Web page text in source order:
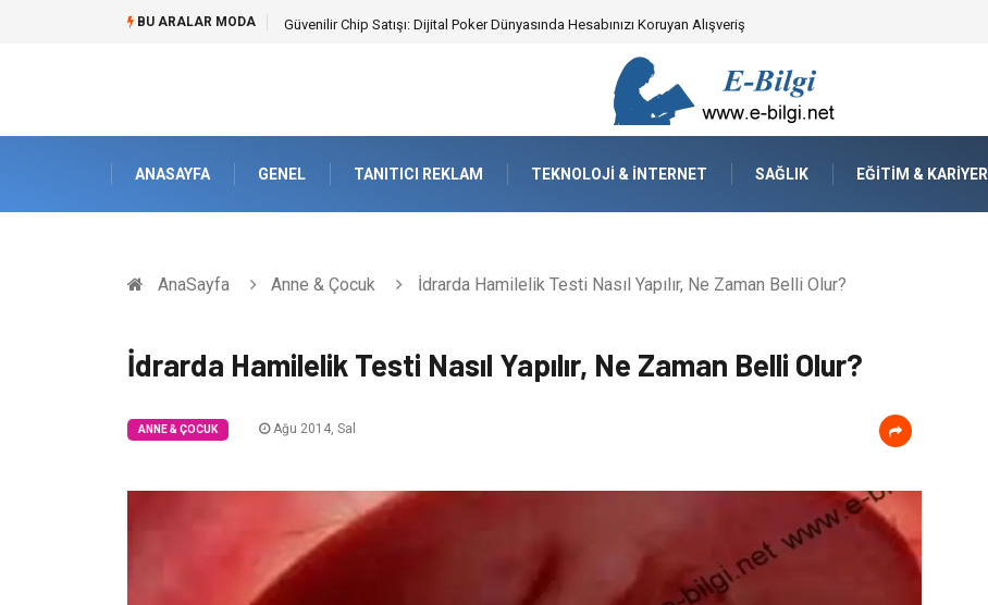
BU ARALAR MODA Güvenilir Chip Satışı: Dijital Poker Dünyasında Hesabınızı Koruyan Alışveriş
ANASAYFA GENEL TANITICI REKLAM TEKNOLOJI & İNTERNET SAĞLIK EĞITIM & KARIYER
AnaSayfa Anne & Çocuk İdrarda Hamilelik Testi Nasıl Yapılır, Ne Zaman Belli Olur?
İdrarda Hamilelik Testi Nasıl Yapılır, Ne Zaman Belli Olur?
ANNE & ÇOCUK Ağu 2014, Sal